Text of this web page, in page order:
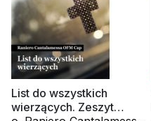
List do wszystkich
wierzących. Zeszyt